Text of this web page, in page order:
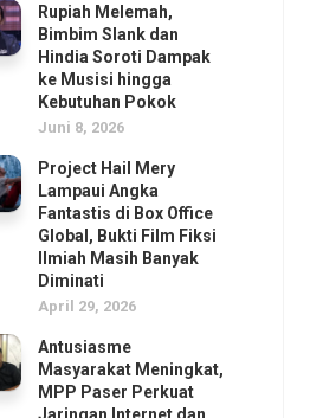
Rupiah Melemah,
Bimbim Slank dan
Hindia Soroti Dampak
ke Musisi hingga
Kebutuhan Pokok
Juni 8, 2026
Project Hail Mery
Lampaui Angka
Fantastis di Box Office
Global, Bukti Film Fiksi
Ilmiah Masih Banyak
Diminati
April 29, 2026
Antusiasme
Masyarakat Meningkat,
MPP Paser Perkuat
Jaringan Internet dan